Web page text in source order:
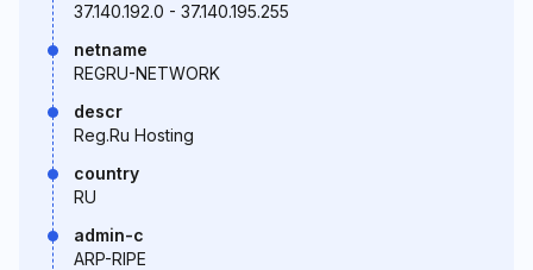
37.140.192.0 - 37.140.195.255
netname
REGRU-NETWORK
descr
Reg.Ru Hosting
country
RU
admin-c
ARP-RIPE